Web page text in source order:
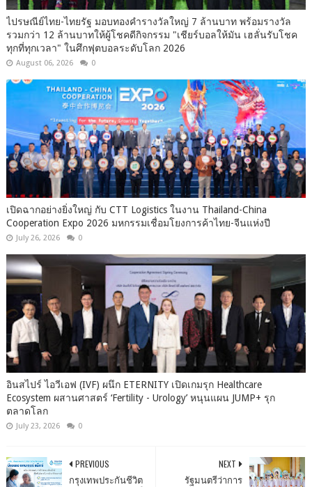
ไปรษณีย์ไทย-ไทยรัฐ มอบทองคำรางวัลใหญ่ 7 ล้านบาท พร้อมรางวัล
รวมกว่า 12 ล้านบาทให้ผู้โชคดีกิจกรรม "เชียร์บอลให้มัน เฮลั่นรับโชค
ทุกที่ทุกเวลา" ในศึกฟุตบอลระดับโลก 2026
August 06, 2026 0
เปิดฉากอย่างยิ่งใหญ่ กับ CTT Logistics ในงาน Thailand-China
Cooperation Expo 2026 มหกรรมเชื่อมโยงการค้าไทย-จีนแห่งปี
July 26, 2026 0
อินสไปร์ ไอวีเอฟ (IVF) ผนึก ETERNITY เปิดเกมรุก Healthcare
Ecosystem ผสานศาสตร์ ‘Fertility - Urology’ หนุนแผน JUMP+ รุก
ตลาดโลก
July 23, 2026 0
NEXT
รัฐมนตรีว่าการ
PREVIOUS
กรุงเทพประกันชีวิต